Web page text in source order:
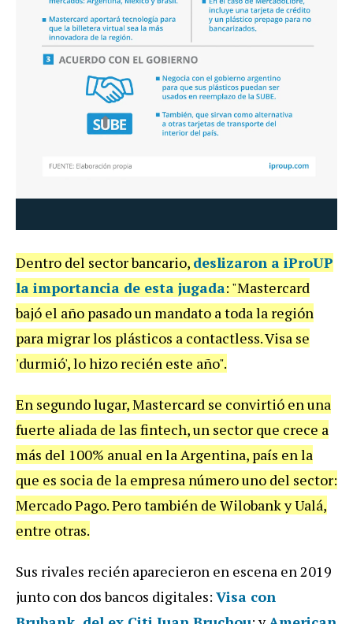
Dentro del sectorbancario, deslizaron a iProUP
la importancia de esta jugada: "Mastercard
bajó el año pasadoun mandato atodala región
para migrarlos plásticos a contactless.Visa se
'durmió',lohizo recién este año".
En segundolugar,Mastercard se convirtió enuna
fuerte aliada de las fintech,un sector que crece a
más del 100% anual enlaArgentina, país enla
que es socia de la empresa númerouno del sector:
MercadoPago.Perotambién de WilobankyUalá,
entre otras.
Sus rivales recién aparecieron en escena en2019
junto con dos bancos digitales: Visa con